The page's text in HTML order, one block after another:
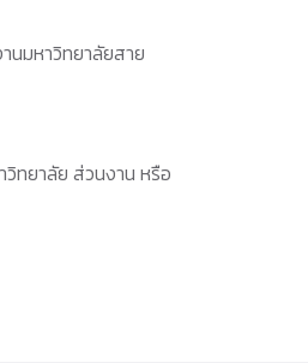
นมหาวิทยาลัยสาย
ทยาลัย ส่วนงาน หรือ